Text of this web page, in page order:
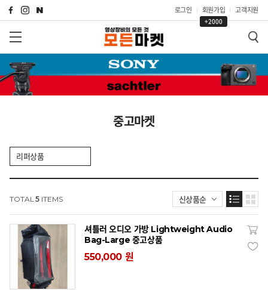
로그인 회원가입
+2000
고객지원
중고마켓
리퍼상품
TOTAL5 ITEMS 신상품순
셔틀러 오디오 가방 Lightweight Audio
Bag-Large 중고상품
550,000 원